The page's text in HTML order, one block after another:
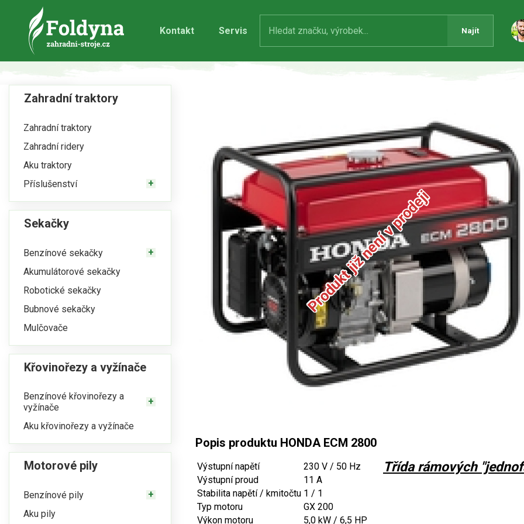
Kontakt Servis Najít
Zahradní traktory
Zahradní traktory
Zahradní ridery
Aku traktory
Příslušenství
Sekačky
Benzínové sekačky
Akumulátorové sekačky
Robotické sekačky
Bubnové sekačky
Mulčovače
Křovinořezy a vyžínače
Benzínové křovinořezy a
vyžínače
Aku křovinořezy a vyžínače
Motorové pily
Benzínové pily
Aku pily
Produkt již není v prodeji
Popis produktu HONDA ECM 2800
Výstupní napětí
230 V / 50 Hz
Výstupní proud
11 A
Stabilita napětí / kmitočtu 1 / 1
Typ motoru
GX 200
Výkon motoru
5,0 kW / 6,5 HP
Třída rámových